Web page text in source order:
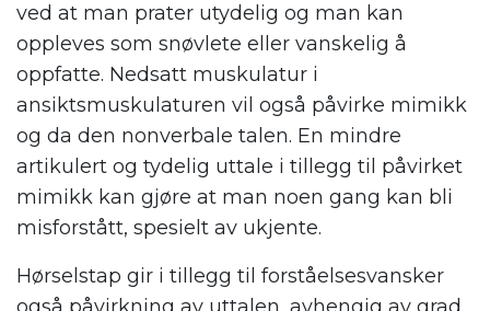
ved at man prater utydelig og man kan
oppleves som snøvlete eller vanskelig å
oppfatte. Nedsatt muskulatur i
ansiktsmuskulaturen vil også påvirke mimikk
og da den nonverbale talen. En mindre
artikulert og tydelig uttale i tillegg til påvirket
mimikk kan gjøre at man noen gang kan bli
misforstått, spesielt av ukjente.
Hørselstap gir i tillegg til forståelsesvansker